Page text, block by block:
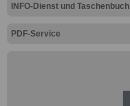
INFO-Dienst und Taschenbuch
PDF-Service